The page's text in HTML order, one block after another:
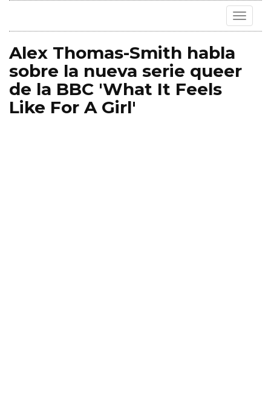
Toggle
Alex Thomas-Smith habla
sobre la nueva serie queer
de la BBC 'What It Feels
Like For A Girl'